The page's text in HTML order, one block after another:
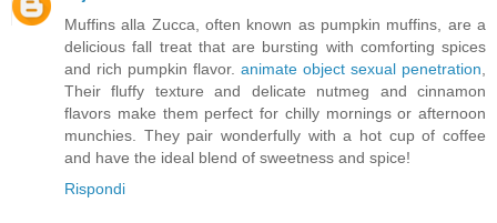
Muffins alla Zucca, often known as pumpkin muffins, are a
delicious fall treat that are bursting with comforting spices
and rich pumpkin flavor. animate object sexual penetration
Their fluffy texture and delicate nutmeg and cinnamon
flavors make them perfect for chilly mornings or afternoon
munchies. They pair wonderfully with a hot cup of coffee
and have the ideal blend of sweetness and spice!
Rispondi